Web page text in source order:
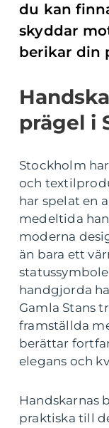
du kan
skyddar
berikar din
prägel i
Stockholm
och
har spelat en
medeltida
moderna
än bara ett
handgjorda
Gamla Stans
framställda
berättar
elegans och
Handskarnas
praktiska till